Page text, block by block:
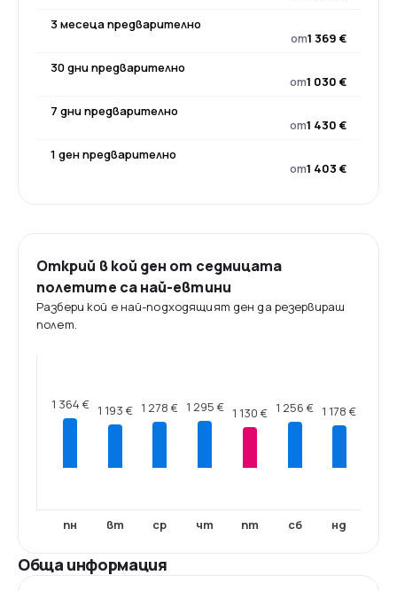
3 месеца предварително
от1 369 €
30 дни предварително
от1 030 €
7 дни предварително
от1 430 €
1 ден предварително
от1 403 €
Открий в кой ден от седмицата
полетите са най-евтини
Разбери кой е най-подходящият ден да резервираш
полет.
1 364 €
пн
1 193 €
вт
1 278 €
ср
1 295 €
чт
1 130 €
пт
1 256 €
сб
1 178 €
нд
Обща информация